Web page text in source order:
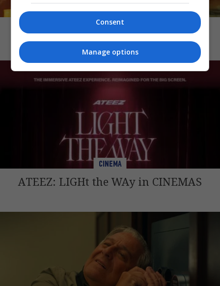
CINEMA
Katseye: Wild Hearts
CINEMA
ATEEZ: LIGHt the WAy in CINEMAS
Consent
Manage options